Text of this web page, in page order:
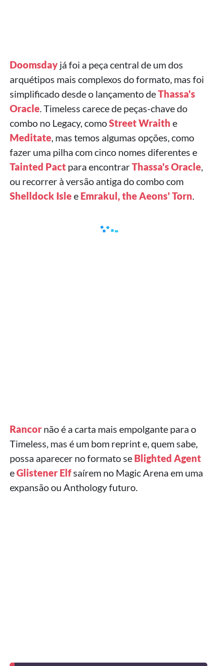
Doomsday já foi a peça central de um dos
arquétipos mais complexos do formato, mas foi
simplificado desde o lançamento deThassa's
Oracle. Timeless carece de peças-chave do
combo no Legacy, comoStreet Wraith e
Meditate, mas temos algumas opções, como
fazer uma pilha com cinco nomes diferentes e
Tainted Pact para encontrarThassa's Oracle,
ou recorrer à versão antiga do combo com
Shelldock Islee Emrakul, the Aeons' Torn.
Rancor não é a carta mais empolgante para o
Timeless, mas é um bom reprint e, quem sabe,
possa aparecer no formato se Blighted Agent
eGlistener Elfsaírem no Magic Arena em uma
expansão ou Anthology futuro.